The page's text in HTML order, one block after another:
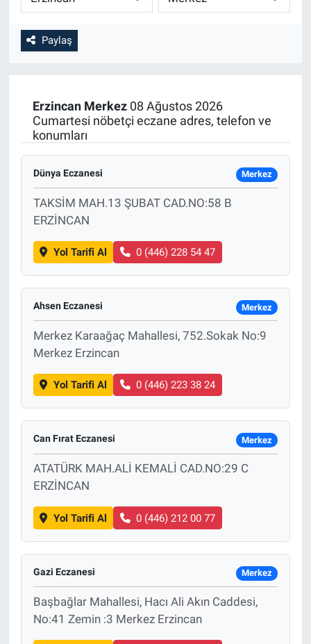
Paylaş
Erzincan Merkez08 Ağustos 2026
Cumartesi nöbetçi eczane adres, telefon ve
konumları
Dünya Eczanesi Merkez
TAKSİM MAH.13 ŞUBAT CAD.NO:58 B
ERZİNCAN
Yol Tarifi Al 0 (446) 228 54 47
Ahsen Eczanesi Merkez
Merkez Karaağaç Mahallesi, 752.Sokak No:9
Merkez Erzincan
Yol Tarifi Al 0 (446) 223 38 24
Can Fırat Eczanesi Merkez
ATATÜRK MAH.ALİ KEMALİ CAD.NO:29 C
ERZİNCAN
Yol Tarifi Al 0 (446) 212 00 77
Gazi Eczanesi Merkez
Başbağlar Mahallesi, Hacı Ali Akın Caddesi,
No:41 Zemin :3 Merkez Erzincan